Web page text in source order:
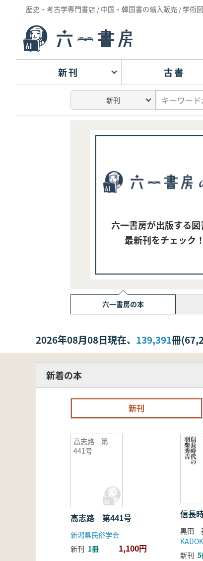
歴史・考古学専門書店 / 中国・韓国書の輸入販売 / 学術
新刊 古書
六一書房が出版する図
最新刊をチェック！
六一書房の本
2026年08月08日現在、 139,391冊
新着の本
新刊
高志路 第
441号
高志路 第441号
新潟県民俗学会
新刊 1冊 1,100円
信長
黒田
新刊